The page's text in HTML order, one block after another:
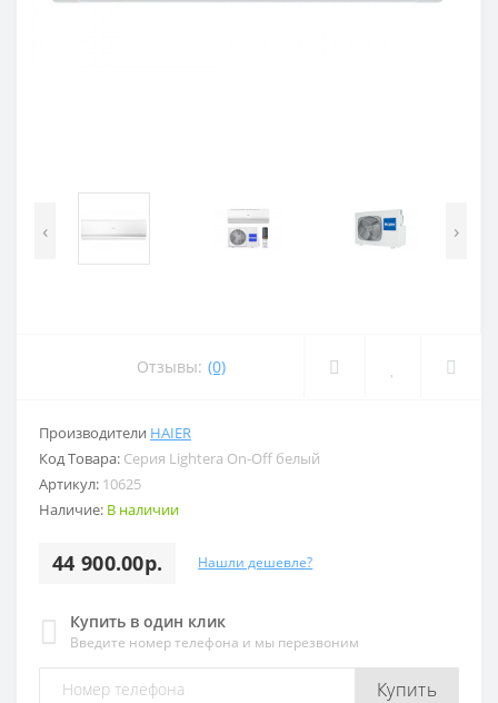
‹ ›
Отзывы: (0)
Производители HAIER
Код Товара: Серия Lightera On-Off белый
Артикул: 10625
Наличие: В наличии
44 900.00р. Нашли дешевле?
Купить в один клик
Введите номер телефона и мы перезвоним
Купить